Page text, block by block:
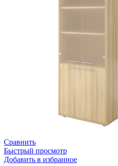
Сравнить
Быстрый просмотр
Добавить в избранное